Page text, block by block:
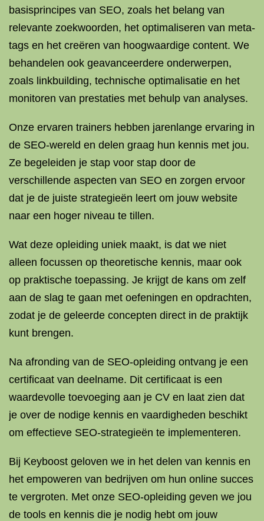
basisprincipes van SEO, zoals het belang van
relevante zoekwoorden, het optimaliseren van meta-
tags en het creëren van hoogwaardige content. We
behandelen ook geavanceerdere onderwerpen,
zoals linkbuilding, technische optimalisatie en het
monitoren van prestaties met behulp van analyses.
Onze ervaren trainers hebben jarenlange ervaring in
de SEO-wereld en delen graag hun kennis met jou.
Ze begeleiden je stap voor stap door de
verschillende aspecten van SEO en zorgen ervoor
dat je de juiste strategieën leert om jouw website
naar een hoger niveau te tillen.
Wat deze opleiding uniek maakt, is dat we niet
alleen focussen op theoretische kennis, maar ook
op praktische toepassing. Je krijgt de kans om zelf
aan de slag te gaan met oefeningen en opdrachten,
zodat je de geleerde concepten direct in de praktijk
kunt brengen.
Na afronding van de SEO-opleiding ontvang je een
certificaat van deelname. Dit certificaat is een
waardevolle toevoeging aan je CV en laat zien dat
je over de nodige kennis en vaardigheden beschikt
om effectieve SEO-strategieën te implementeren.
Bij Keyboost geloven we in het delen van kennis en
het empoweren van bedrijven om hun online succes
te vergroten. Met onze SEO-opleiding geven we jou
de tools en kennis die je nodig hebt om jouw